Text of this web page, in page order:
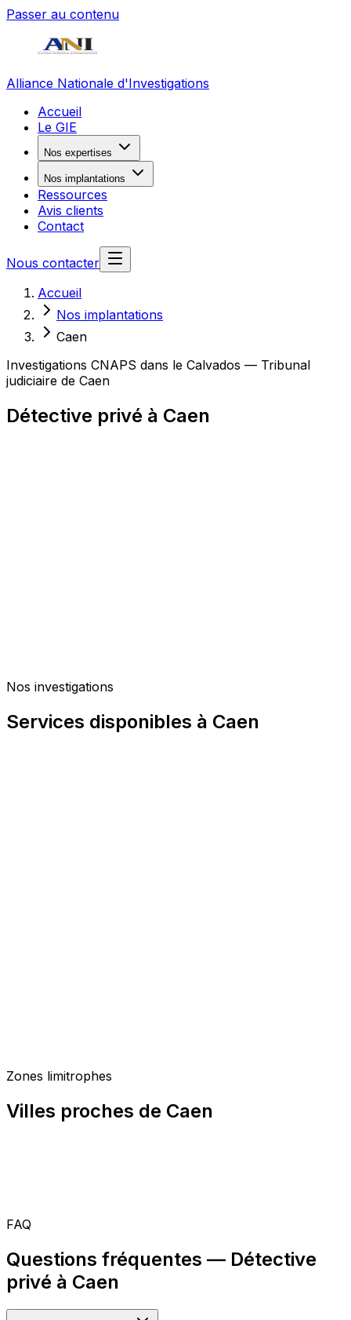
Passer au contenu
Alliance Nationale d'Investigations
Accueil
Le GIE
Nos expertises
Nos implantations
Ressources
Avis clients
Contact
Nous contacter
Accueil
Nos implantations
Caen
Investigations CNAPS dans le Calvados — Tribunal
judiciaire de Caen
Détective privé à Caen
Nos investigations
Services disponibles à Caen
Zones limitrophes
Villes proches de Caen
FAQ
Questions fréquentes — Détective
privé à Caen